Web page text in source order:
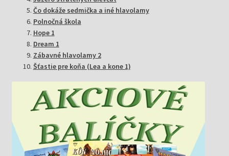
Čo dokáže sedmička a iné hlavolamy
Polnočná škola
Hope 1
Dream 1
Zábavné hlavolamy 2
Šťastie pre koňa (Lea a kone 1)